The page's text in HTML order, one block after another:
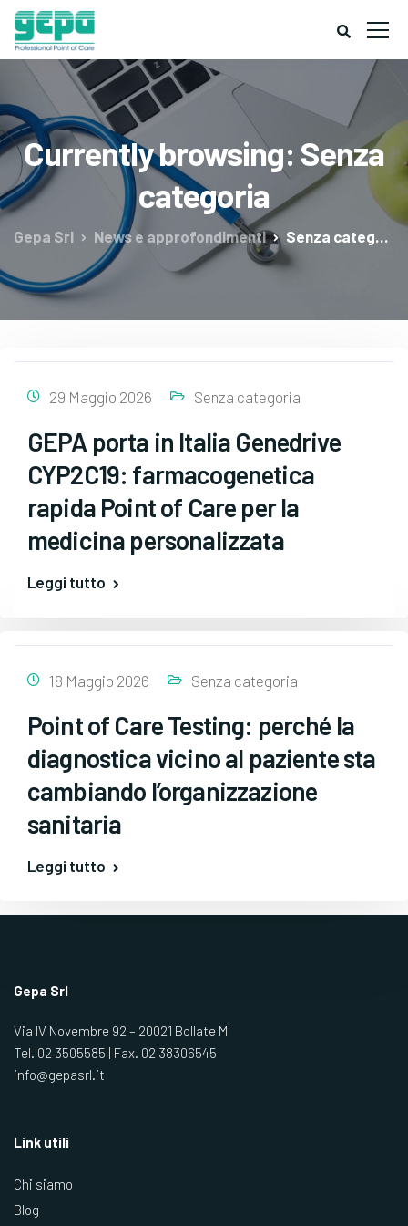
Currently browsing: Senza
categoria
Gepa Srl News e approfondimenti Senza categoria
29 Maggio 2026 Senza categoria
GEPA porta in Italia Genedrive
CYP2C19: farmacogenetica
rapida Point of Care per la
medicina personalizzata
Leggi tutto
18 Maggio 2026 Senza categoria
Point of Care Testing: perché la
diagnostica vicino al paziente sta
cambiando l’organizzazione
sanitaria
Leggi tutto
Gepa Srl
Via IV Novembre 92 – 20021 Bollate MI
Tel. 02 3505585 | Fax. 02 38306545
info@gepasrl.it
Link utili
Chi siamo
Blog